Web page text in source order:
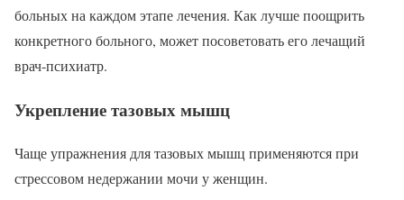
больных на каждом этапе лечения. Как лучше поощрить
конкретного больного, может посоветовать его лечащий
врач-психиатр.
Укрепление тазовых мышц
Чаще упражнения для тазовых мышц применяются при
стрессовом недержании мочи у женщин.